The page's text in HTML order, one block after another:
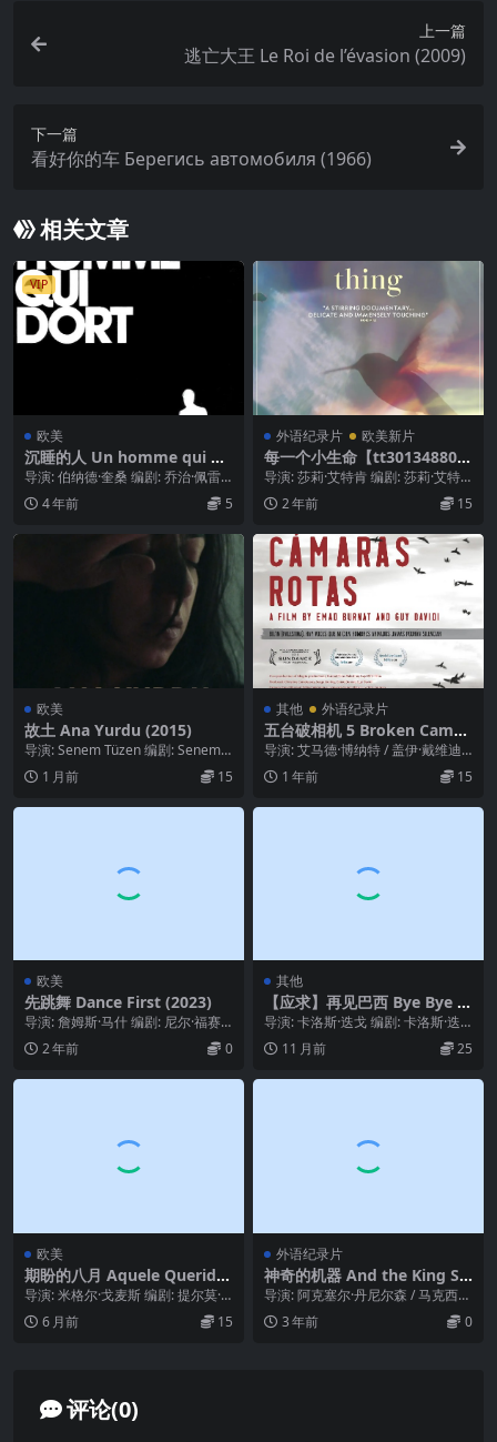
上一篇
逃亡大王 Le Roi de l’évasion (2009)
下一篇
看好你的车 Берегись автомобиля (1966)
相关文章
VIP
欧美
沉睡的人 Un homme qui do
rt (1974)
导演: 伯纳德·奎桑 编剧: 乔治·佩雷
克 主演: 雅克·斯皮埃塞 / 卢德米拉...
4 年前 5
外语纪录片 欧美新片
每一个小生命【tt30134880】
Every Little Thing 2024
导演: 莎莉·艾特肯 编剧: 莎莉·艾特
肯 类型: 纪录片 制片国家/地区: 澳...
2 年前 15
欧美
故土 Ana Yurdu (2015)
导演: Senem Tüzen 编剧: Senem T
üzen 主演: Esra...
1 月前 15
其他 外语纪录片
五台破相机 5 Broken Camer
as (2011)
导演: 艾马德·博纳特 / 盖伊·戴维迪
类型: 纪录片 官方网站: www.k...
1 年前 15
欧美
先跳舞 Dance First (2023)
导演: 詹姆斯·马什 编剧: 尼尔·福赛
思 主演: 艾丹·吉伦 / 加布里埃尔·...
2 年前 0
其他
【应求】再见巴西 Bye Bye B
rasil (1980)
导演: 卡洛斯·迭戈 编剧: 卡洛斯·迭
戈 / 莱奥波尔多·塞兰 主演: Bet...
11 月前 25
欧美
期盼的八月 Aquele Querido
Mês de Agosto (2008)
导演: 米格尔·戈麦斯 编剧: 提尔莫·
舍罗 / 米格尔·戈麦斯 / 马里亚娜·...
6 月前 15
外语纪录片
神奇的机器 And the King Sai
d, What a Fantastic Machin
e (2023)
导演: 阿克塞尔·丹尼尔森 / 马克西米
利·范·艾崔克 编剧: 阿克塞尔·丹尼
尔...3 年前 0
评论(0)